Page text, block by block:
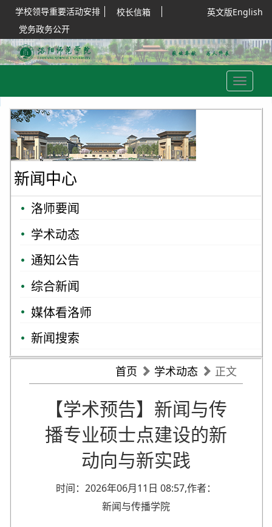
学校领导重要活动安排
校长信箱
党务政务公开
英文版English
Toggle
navigation
新闻中心
洛师要闻
学术动态
通知公告
综合新闻
媒体看洛师
新闻搜索
首页 学术动态 正文
【学术预告】新闻与传
播专业硕士点建设的新
动向与新实践
时间：2026年06月11日 08:57,作者：
新闻与传播学院